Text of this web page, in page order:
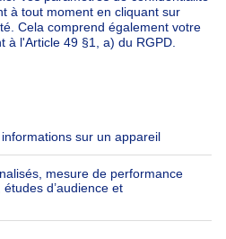
Outils
Belfius
Assurances
Check-list déménagement